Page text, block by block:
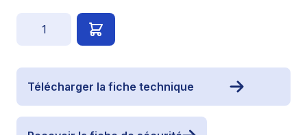
Télécharger la fiche technique